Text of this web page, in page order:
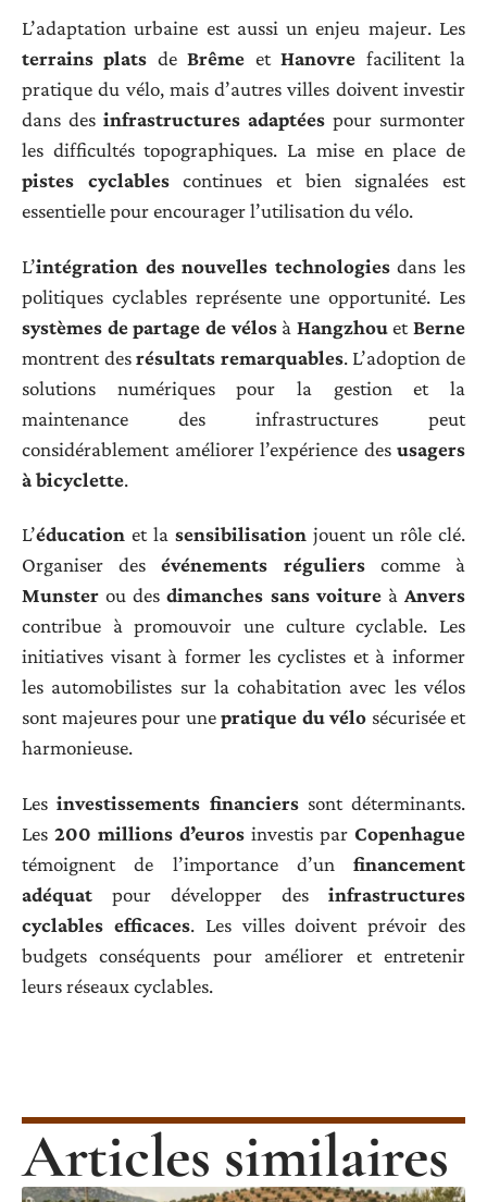
L’adaptation urbaine est aussi un enjeu majeur. Les
terrains plats deBrême etHanovre facilitent la
pratique du vélo, mais d’autres villes doivent investir
dans des infrastructures adaptées pour surmonter
les difficultés topographiques. La mise en place de
pistes cyclablescontinues et bien signalées est
essentielle pour encourager l’utilisation du vélo.
L’intégration des nouvelles technologiesdans les
politiques cyclables représente une opportunité. Les
systèmes de partage de vélosà HangzhouetBerne
montrent desrésultats remarquables. L’adoption de
solutions numériques pour la gestion et la
maintenance des infrastructures peut
considérablement améliorer l’expérience des usagers
à bicyclette.
L’éducation et la sensibilisation jouent un rôle clé.
Organiser desévénements régulierscomme à
Munster ou desdimanches sans voitureàAnvers
contribue à promouvoir une culture cyclable. Les
initiatives visant à former les cyclistes et à informer
les automobilistes sur la cohabitation avec les vélos
sont majeures pour unepratique du vélo sécurisée et
harmonieuse.
Lesinvestissements financierssont déterminants.
Les 200 millions d’euros investis par Copenhague
témoignent de l’importance d’un financement
adéquat pour développer des infrastructures
cyclables efficaces. Les villes doivent prévoir des
budgets conséquents pour améliorer et entretenir
leurs réseaux cyclables.
Articles similaires